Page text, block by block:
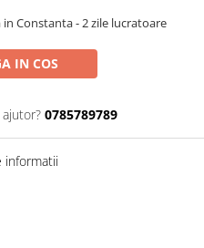
Constanta - 2 zile lucratoare
IN COS
0785789789
informatii